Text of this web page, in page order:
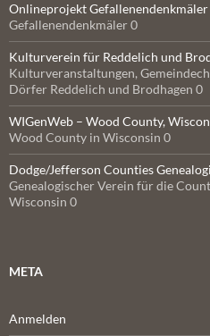
Onlineprojekt Gefallenendenkmäler
Gefallenendenkmäler 0
Kulturverein für Reddelich und
Kulturveranstaltungen,
Dörfer Reddelich und Brodhagen 0
WIGenWeb – Wood County,
Wood County in Wisconsin 0
Dodge/Jefferson Counties
Genealogischer Verein für die
Wisconsin 0
META
Anmelden